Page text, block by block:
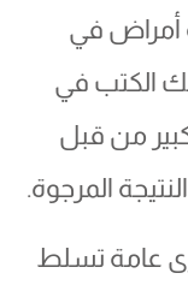
أمراض في
الكتب في
من قبل
المرجوة.
عامة تسلط